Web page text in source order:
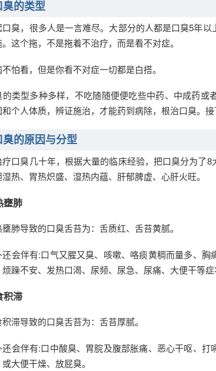
臭的类型
口臭，很多人是一言难尽。大部分的人都是口臭5年
这个拖，不是拖着不治疗，而是看不对症。
怕看，但是你看不对症一切都是白搭。
的类型多种多样，不吃随随便便吃些中药、中成药
个人体质，辨证施治，才能药到病除，根治口臭。接
臭的原因与分型
口臭几十年，根据大量的临床经验，把口臭分为了8
湿热、胃热炽盛、湿热内蕴、肝郁脾虚、心肝火旺。
壅肺
肺导致的口臭舌苔为：舌质红、舌苔黄腻。
还会伴有:口气又腥又臭、咳嗽、咯痰黄稠而量多、
烦躁不安、发热口渴、尿频、尿急、尿痛、大便干等症
积滞
滞导致的口臭舌苔为：舌苔厚腻。
还会伴有:口中酸臭、胃脘及腹部胀痛、恶心干呕、
大便干燥、放屁臭。